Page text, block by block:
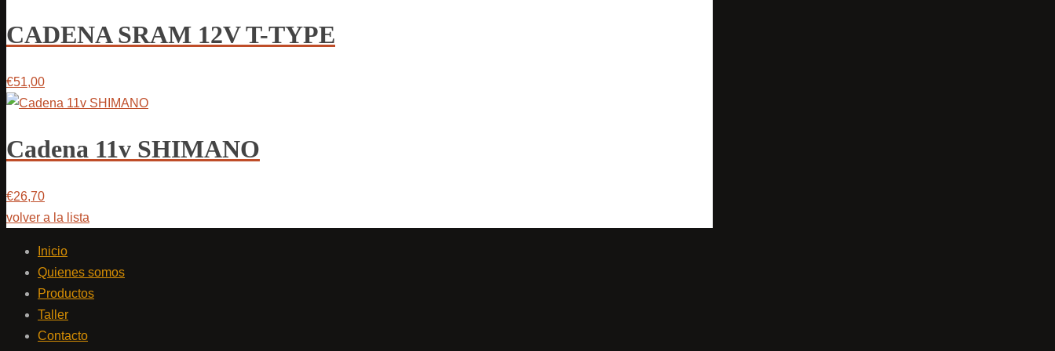
CADENA SRAM 12V T-TYPE
€51,00
Cadena 11v SHIMANO
€26,70
volver a la lista
Inicio
Quienes somos
Productos
Taller
Contacto